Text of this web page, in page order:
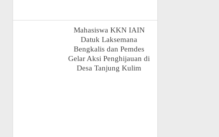
Mahasiswa KKN IAIN
Datuk Laksemana
Bengkalis dan Pemdes
Gelar Aksi Penghijauan di
Desa Tanjung Kulim